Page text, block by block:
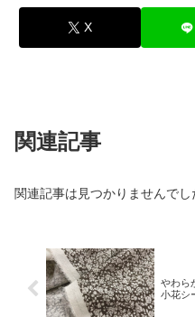
X
関連記事
関連記事は見つかりませんでし
やわら
小花シ